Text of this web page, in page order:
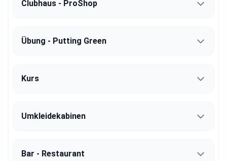
Clubhaus - ProShop
Übung - Putting Green
Kurs
Umkleidekabinen
Bar - Restaurant